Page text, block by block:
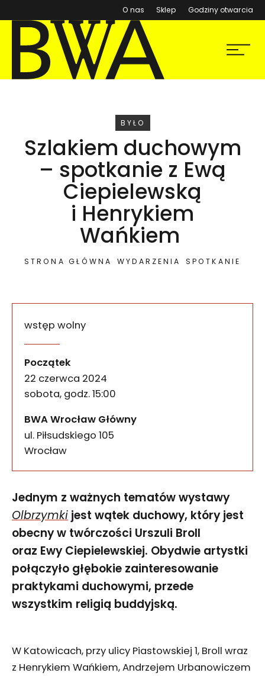
O nas Sklep (otwiera się w nowym
Godziny otwarcia
BWA Wrocław
Galerie Sztuki Współczesnej
Menu
WYDARZENIE
BYŁO
Szlakiem duchowym
– spotkanie z Ewą
Ciepielewską
i Henrykiem
Wańkiem
STRONA GŁÓWNA WYDARZENIA SPOTKANIE
wstęp wolny
Początek
22 czerwca 2024
sobota, godz. 15:00
BWA Wrocław Główny
ul. Piłsudskiego 105
50-085
Wrocław
Jednym z ważnych tematów wystawy
Olbrzymki jest wątek duchowy, który jest
obecny w twórczości Urszuli Broll
oraz Ewy Ciepielewskiej. Obydwie artystki
połączyło głębokie zainteresowanie
praktykami duchowymi, przede
wszystkim religią buddyjską.
W Katowicach, przy ulicy Piastowskiej 1, Broll wraz
z Henrykiem Wańkiem, Andrzejem Urbanowiczem